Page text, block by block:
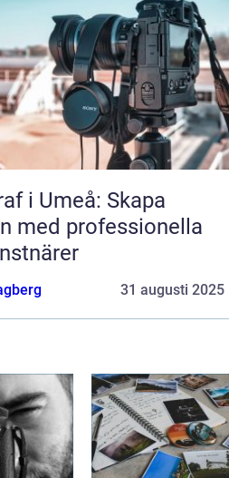
i Umeå: Skapa
med professionella
31 augusti 2025